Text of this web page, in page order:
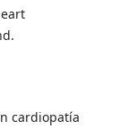
cardiopatía